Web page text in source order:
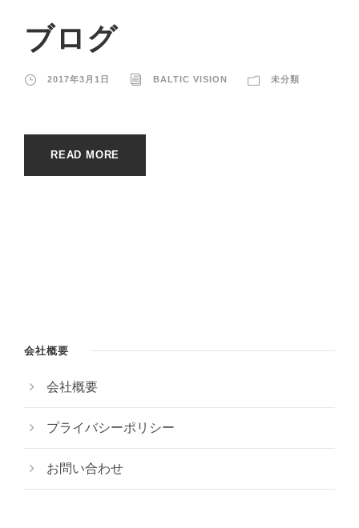
ブログ
2017年3月1日 BALTIC VISION 未分類
READ MORE
会社概要
会社概要
プライバシーポリシー
お問い合わせ